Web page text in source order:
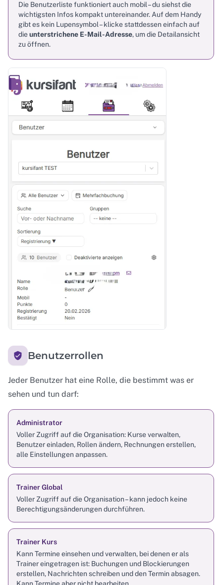
Die Benutzerliste funktioniert auch mobil – du siehst die
wichtigsten Infos kompakt untereinander. Auf dem Handy
gibt es kein Lupensymbol – klicke stattdessen einfach auf
dieunterstrichene E-Mail-Adresse, um die Detailansicht
zu öffnen.
Benutzerrollen
Jeder Benutzer hat eine Rolle, die bestimmt was er
sehen und tun darf:
Administrator
Voller Zugriff auf die Organisation: Kurse verwalten,
Benutzer einladen, Rollen ändern, Rechnungen erstellen,
alle Einstellungen anpassen.
Trainer Global
Voller Zugriff auf die Organisation – kann jedoch keine
Berechtigungsänderungen durchführen.
Trainer Kurs
Kann Termine einsehen und verwalten, bei denen er als
Trainer eingetragen ist: Buchungen und Blockierungen
erstellen, Nachrichten schreiben und den Termin absagen.
Kann Termine aber nicht bearbeiten.